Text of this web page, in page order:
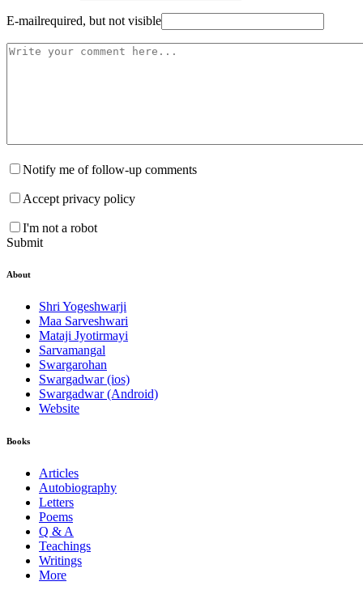
E-mailrequired, but not visible
Notify me of follow-up comments
Accept privacy policy
I'm not a robot
Submit
About
Shri Yogeshwarji
Maa Sarveshwari
Mataji Jyotirmayi
Sarvamangal
Swargarohan
Swargadwar (ios)
Swargadwar (Android)
Website
Books
Articles
Autobiography
Letters
Poems
Q & A
Teachings
Writings
More